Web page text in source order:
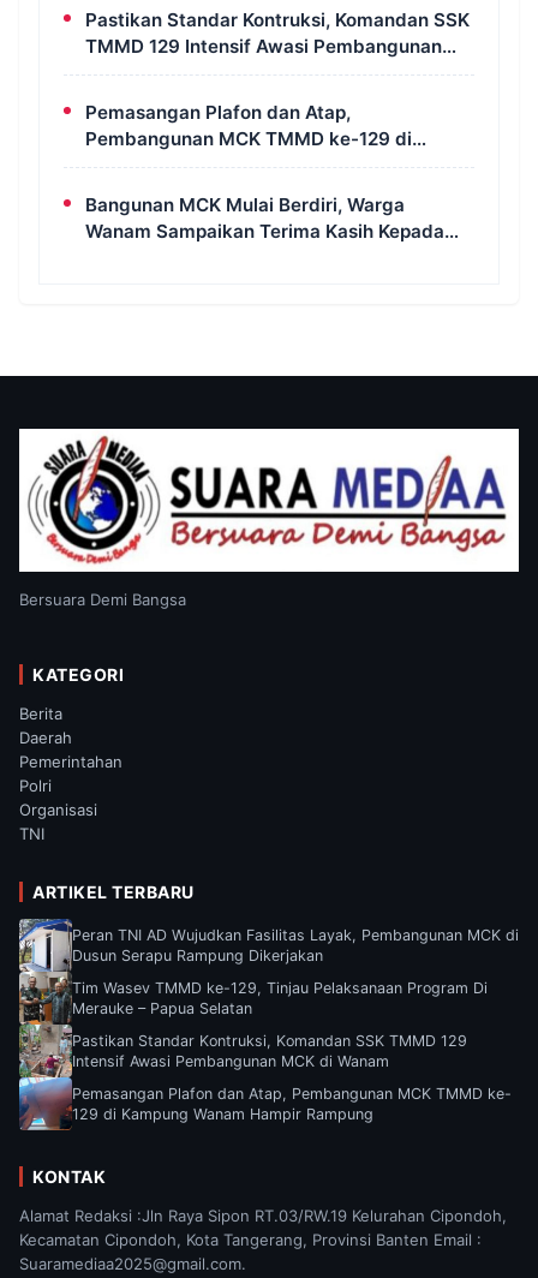
Pastikan Standar Kontruksi, Komandan SSK
TMMD 129 Intensif Awasi Pembangunan
MCK di Wanam
Pemasangan Plafon dan Atap,
Pembangunan MCK TMMD ke-129 di
Kampung Wanam Hampir Rampung
Bangunan MCK Mulai Berdiri, Warga
Wanam Sampaikan Terima Kasih Kepada
Bersuara Demi Bangsa
KATEGORI
Berita
Daerah
Pemerintahan
Polri
Organisasi
TNI
ARTIKEL TERBARU
Peran TNI AD Wujudkan Fasilitas Layak, Pembangunan MCK di
Dusun Serapu Rampung Dikerjakan
Tim Wasev TMMD ke-129, Tinjau Pelaksanaan Program Di
Merauke – Papua Selatan
Pastikan Standar Kontruksi, Komandan SSK TMMD 129
Intensif Awasi Pembangunan MCK di Wanam
Pemasangan Plafon dan Atap, Pembangunan MCK TMMD ke-
129 di Kampung Wanam Hampir Rampung
KONTAK
Alamat Redaksi :Jln Raya Sipon RT.03/RW.19 Kelurahan Cipondoh,
Kecamatan Cipondoh, Kota Tangerang, Provinsi Banten Email :
Suaramediaa2025@gmail.com.